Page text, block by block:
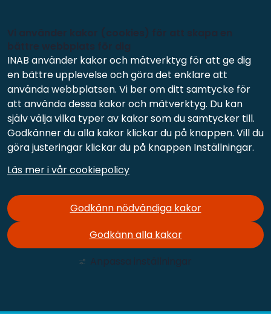
INAB använder kakor och mätverktyg för att ge dig
en bättre upplevelse och göra det enklare att
använda webbplatsen. Vi ber om ditt samtycke för
att använda dessa kakor och mätverktyg. Du kan
själv välja vilka typer av kakor som du samtycker till.
Godkänner du alla kakor klickar du på knappen. Vill du
göra justeringar klickar du på knappen Inställningar.
Läs mer i vår cookiepolicy
Godkänn nödvändiga kakor
Godkänn alla kakor